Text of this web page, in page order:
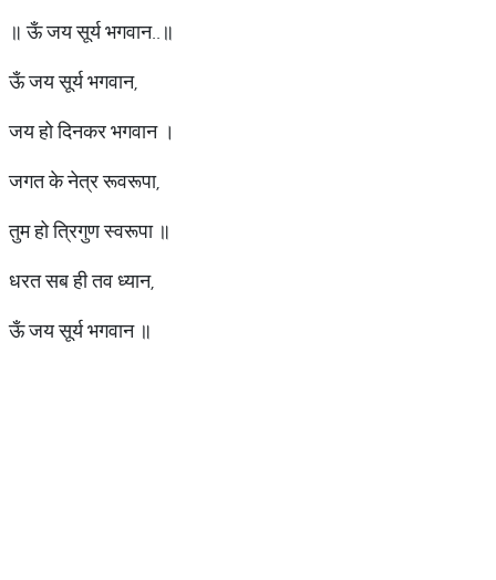
॥ ऊँ जय सूर्य भगवान..॥
ऊँ जय सूर्य भगवान,
जय हो दिनकर भगवान ।
जगत के नेत्र रूवरूपा,
तुम हो त्रिगुण स्वरूपा ॥
धरत सब ही तव ध्यान,
ऊँ जय सूर्य भगवान ॥